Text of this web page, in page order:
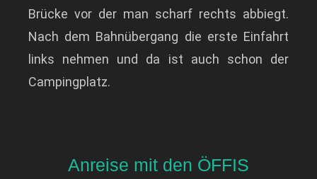
Brücke vor der man scharf rechts abbiegt.
Nach dem Bahnübergang die erste Einfahrt
links nehmen und da ist auch schon der
Campingplatz.
Anreise mit den ÖFFIS